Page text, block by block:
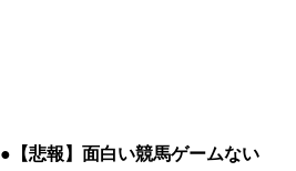
●【悲報】面白い競馬ゲームない